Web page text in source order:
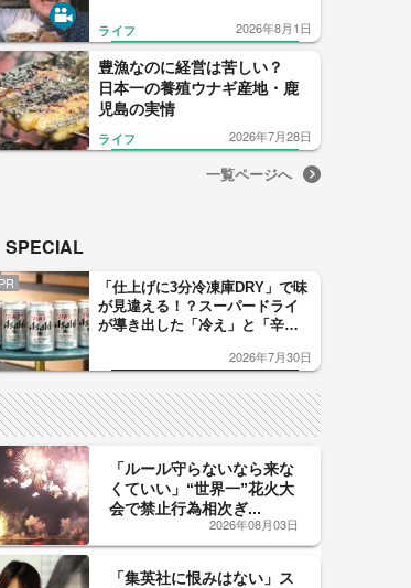
ライフ 2026年8月1日
豊漁なのに経営は苦しい？
日本一の養殖ウナギ産地・鹿
児島の実情
ライフ 2026年7月28日
一覧ページへ
SPECIAL
PR
「仕上げに3分冷凍庫DRY」で味
が見違える！？スーパードライ
が導き出した「冷え」と「辛
した「辛口カーブ」が飲み頃の
2026年7月30日
「ルール守らないなら来な
くていい」“世界一”花火大
会で禁止行為相次ぎ...
2026年08月03日
「集英社に恨みはない」ス